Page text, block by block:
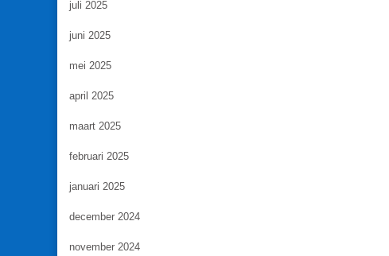
juli 2025
juni 2025
mei 2025
april 2025
maart 2025
februari 2025
januari 2025
december 2024
november 2024